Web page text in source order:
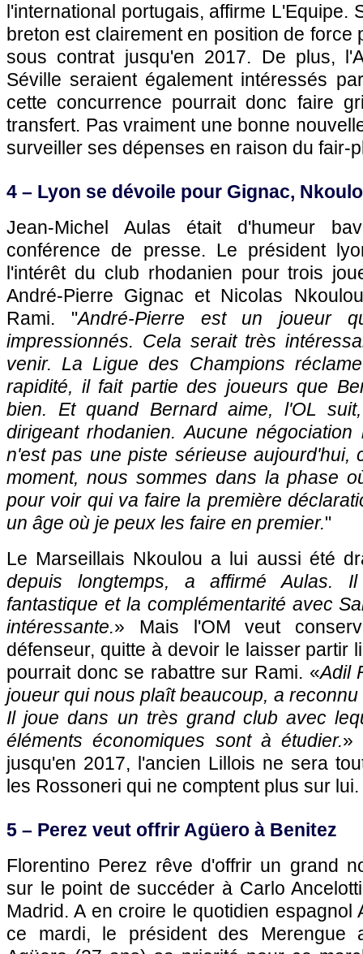
l'international portugais, affirme L'Equipe.
breton est clairement en position de force
sous contrat jusqu'en 2017. De plus,
Séville seraient également intéressés
cette concurrence pourrait donc faire
transfert. Pas vraiment une bonne
surveiller ses dépenses en raison du fair-
4 – Lyon se dévoile pour Gignac,
Jean-Michel Aulas était d'humeur
conférence de presse. Le président
l'intérêt du club rhodanien pour trois
André-Pierre Gignac et Nicolas
Rami. "André-Pierre est un joueur
impressionnés. Cela serait très
venir. La Ligue des Champions
rapidité, il fait partie des joueurs que
bien. Et quand Bernard aime, l'OL
dirigeant rhodanien. Aucune
n'est pas une piste sérieuse aujourd'hui,
moment, nous sommes dans la phase
pour voir qui va faire la première
un âge où je peux les faire en premier."
Le Marseillais Nkoulou a lui aussi été
depuis longtemps, a affirmé Aulas.
fantastique et la complémentarité avec
intéressante.» Mais l'OM veut
défenseur, quitte à devoir le laisser partir
pourrait donc se rabattre sur Rami. «Adil
joueur qui nous plaît beaucoup, a
Il joue dans un très grand club avec
éléments économiques sont à étudier.»
jusqu'en 2017, l'ancien Lillois ne sera
les Rossoneri qui ne comptent plus sur lui.
5 – Perez veut offrir Agüero à Benitez
Florentino Perez rêve d'offrir un grand
sur le point de succéder à Carlo
Madrid. A en croire le quotidien espagnol
ce mardi, le président des Merengue